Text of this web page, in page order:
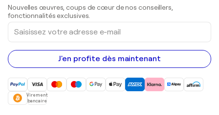
Peintures acryliques
Nouvelles œuvres, coups de cœur de nos conseillers,
fonctionnalités exclusives.
Saisissez
votre
adresse
e-
mail
J'en profite dès maintenant
Virement
bancaire